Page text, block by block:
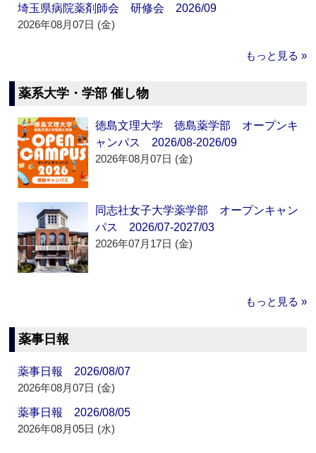
埼玉県病院薬剤師会 研修会 2026/09
2026年08月07日 (金)
もっと見る »
薬系大学・学部 催し物
徳島文理大学 徳島薬学部 オープンキ
ャンパス 2026/08-2026/09
2026年08月07日 (金)
同志社女子大学薬学部 オープンキャン
パス 2026/07-2027/03
2026年07月17日 (金)
もっと見る »
薬事日報
薬事日報 2026/08/07
2026年08月07日 (金)
薬事日報 2026/08/05
2026年08月05日 (水)